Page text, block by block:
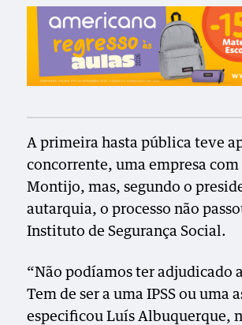
A primeira hasta pública teve
concorrente, uma empresa com
Montijo, mas, segundo o
autarquia, o processo não
Instituto de Segurança Social.
“Não podíamos ter adjudicado
Tem de ser a uma IPSS ou uma
especificou Luís Albuquerque,